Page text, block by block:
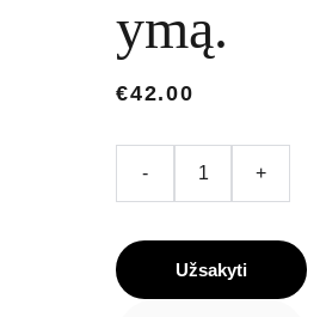
ymą.
€42.00
- +
Užsakyti